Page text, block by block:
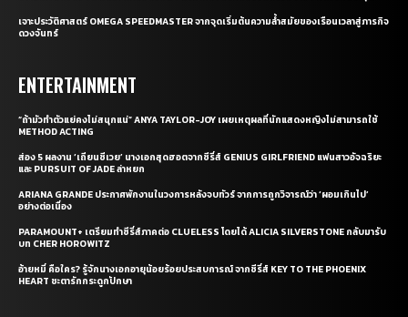
เจาะประวัติศาสตร์ OMEGA SPEEDMASTER จากจุดเริ่มต้นความล้ำสมัยของเรือนเวลาสู่ภารกิจ
ดวงจันทร์
ENTERTAINMENT
“ถ้ามัวทำตัวแย่คงไม่สนุกแน่” ANYA TAYLOR-JOY เผยเหตุผลที่นักแสดงหญิงไม่สามารถใช้
METHOD ACTING
ส่อง 5 ผลงาน ‘เถียนซีเวย’ นางเอกสุดฮอตจากซีรี่ส์ GENIUS GIRLFRIEND แฟนสาวอัจฉริยะ
และ PURSUIT OF JADE ล่าหยก
ARIANA GRANDE ประกาศพักงานในวงการหลังจบทัวร์ จากการถูกวิจารณ์ว่า ‘ผอมเกินไป’
อย่างต่อเนื่อง
PARAMOUNT+ เตรียมทำซีรี่ส์ภาคต่อ CLUELESS โดยได้ ALICIA SILVERSTONE กลับมารับ
บท CHER HOROWITZ
อ้ายหมี่ คือใคร? รู้จักนางเอกอายุน้อยร้อยประสบการณ์ จากซีรี่ส์ KEY TO THE PHOENIX
HEART ชะตารักกระดูกปักษา